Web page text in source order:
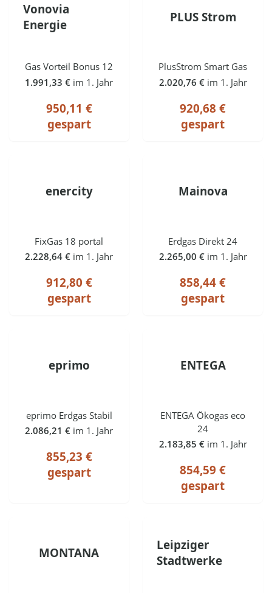
Vonovia
Energie
Gas Vorteil Bonus 12
1.991,33 € im 1. Jahr
950,11 €
gespart
PLUS Strom
PlusStrom Smart Gas
2.020,76 € im 1. Jahr
920,68 €
gespart
enercity
FixGas 18 portal
2.228,64 € im 1. Jahr
912,80 €
gespart
Mainova
Erdgas Direkt 24
2.265,00 € im 1. Jahr
858,44 €
gespart
eprimo
eprimo Erdgas Stabil
2.086,21 € im 1. Jahr
855,23 €
gespart
ENTEGA
ENTEGA Ökogas eco
24
2.183,85 € im 1. Jahr
854,59 €
gespart
MONTANA
Leipziger
Stadtwerke